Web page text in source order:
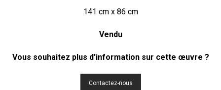
141 cm x 86 cm
Vendu
Vous souhaitez plus d’information sur cette œuvre ?
Contactez-nous